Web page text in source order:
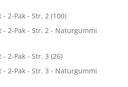
- 2-Pak - Str. 2 (100)
- 2-Pak - Str. 2 - Naturgummi
- 2-Pak - Str. 3 (26)
- 2-Pak - Str. 3 - Naturgummi